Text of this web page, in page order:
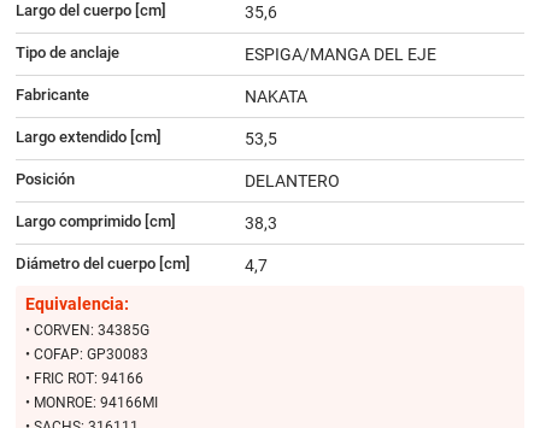
Largo del cuerpo [cm] 35,6
Tipo de anclaje ESPIGA/MANGA DEL EJE
Fabricante NAKATA
Largo extendido [cm] 53,5
Posición DELANTERO
Largo comprimido [cm] 38,3
Diámetro del cuerpo [cm]
4,7
Equivalencia:
• CORVEN: 34385G
• COFAP: GP30083
• FRIC ROT: 94166
• MONROE: 94166MI